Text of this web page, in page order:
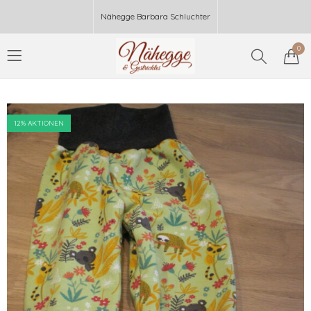
Nähegge Barbara Schluchter
0
12% AKTIONEN